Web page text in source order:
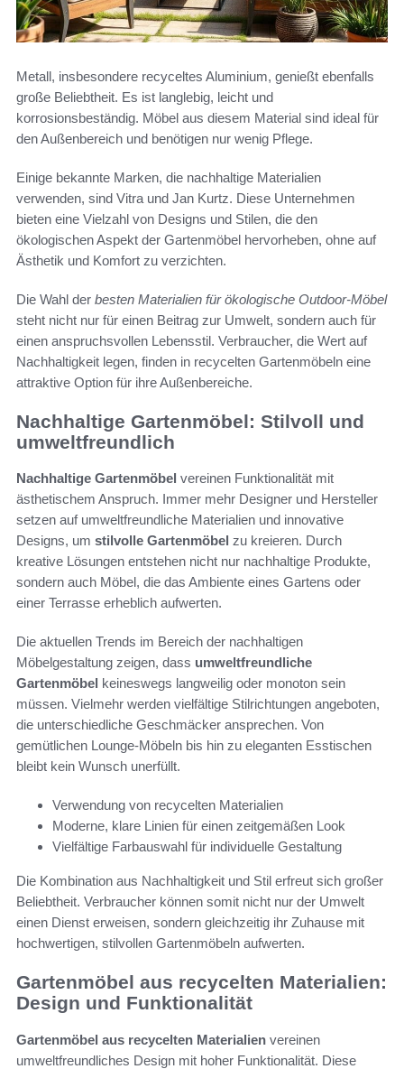
Metall, insbesondere recyceltes Aluminium, genießt ebenfalls
große Beliebtheit. Es ist langlebig, leicht und
korrosionsbeständig. Möbel aus diesem Material sind ideal für
den Außenbereich und benötigen nur wenig Pflege.
Einige bekannte Marken, die nachhaltige Materialien
verwenden, sind Vitra und Jan Kurtz. Diese Unternehmen
bieten eine Vielzahl von Designs und Stilen, die den
ökologischen Aspekt der Gartenmöbel hervorheben, ohne auf
Ästhetik und Komfort zu verzichten.
Die Wahl der besten Materialien für ökologische Outdoor-Möbel
steht nicht nur für einen Beitrag zur Umwelt, sondern auch für
einen anspruchsvollen Lebensstil. Verbraucher, die Wert auf
Nachhaltigkeit legen, finden in recycelten Gartenmöbeln eine
attraktive Option für ihre Außenbereiche.
Nachhaltige Gartenmöbel: Stilvoll und
umweltfreundlich
Nachhaltige Gartenmöbel vereinen Funktionalität mit
ästhetischem Anspruch. Immer mehr Designer und Hersteller
setzen auf umweltfreundliche Materialien und innovative
Designs, um stilvolle Gartenmöbel zu kreieren. Durch
kreative Lösungen entstehen nicht nur nachhaltige Produkte,
sondern auch Möbel, die das Ambiente eines Gartens oder
einer Terrasse erheblich aufwerten.
Die aktuellen Trends im Bereich der nachhaltigen
Möbelgestaltung zeigen, dass umweltfreundliche
Gartenmöbel keineswegs langweilig oder monoton sein
müssen. Vielmehr werden vielfältige Stilrichtungen angeboten,
die unterschiedliche Geschmäcker ansprechen. Von
gemütlichen Lounge-Möbeln bis hin zu eleganten Esstischen
bleibt kein Wunsch unerfüllt.
Verwendung von recycelten Materialien
Moderne, klare Linien für einen zeitgemäßen Look
Vielfältige Farbauswahl für individuelle Gestaltung
Die Kombination aus Nachhaltigkeit und Stil erfreut sich großer
Beliebtheit. Verbraucher können somit nicht nur der Umwelt
einen Dienst erweisen, sondern gleichzeitig ihr Zuhause mit
hochwertigen, stilvollen Gartenmöbeln aufwerten.
Gartenmöbel aus recycelten Materialien:
Design und Funktionalität
Gartenmöbel aus recycelten Materialien vereinen
umweltfreundliches Design mit hoher Funktionalität. Diese